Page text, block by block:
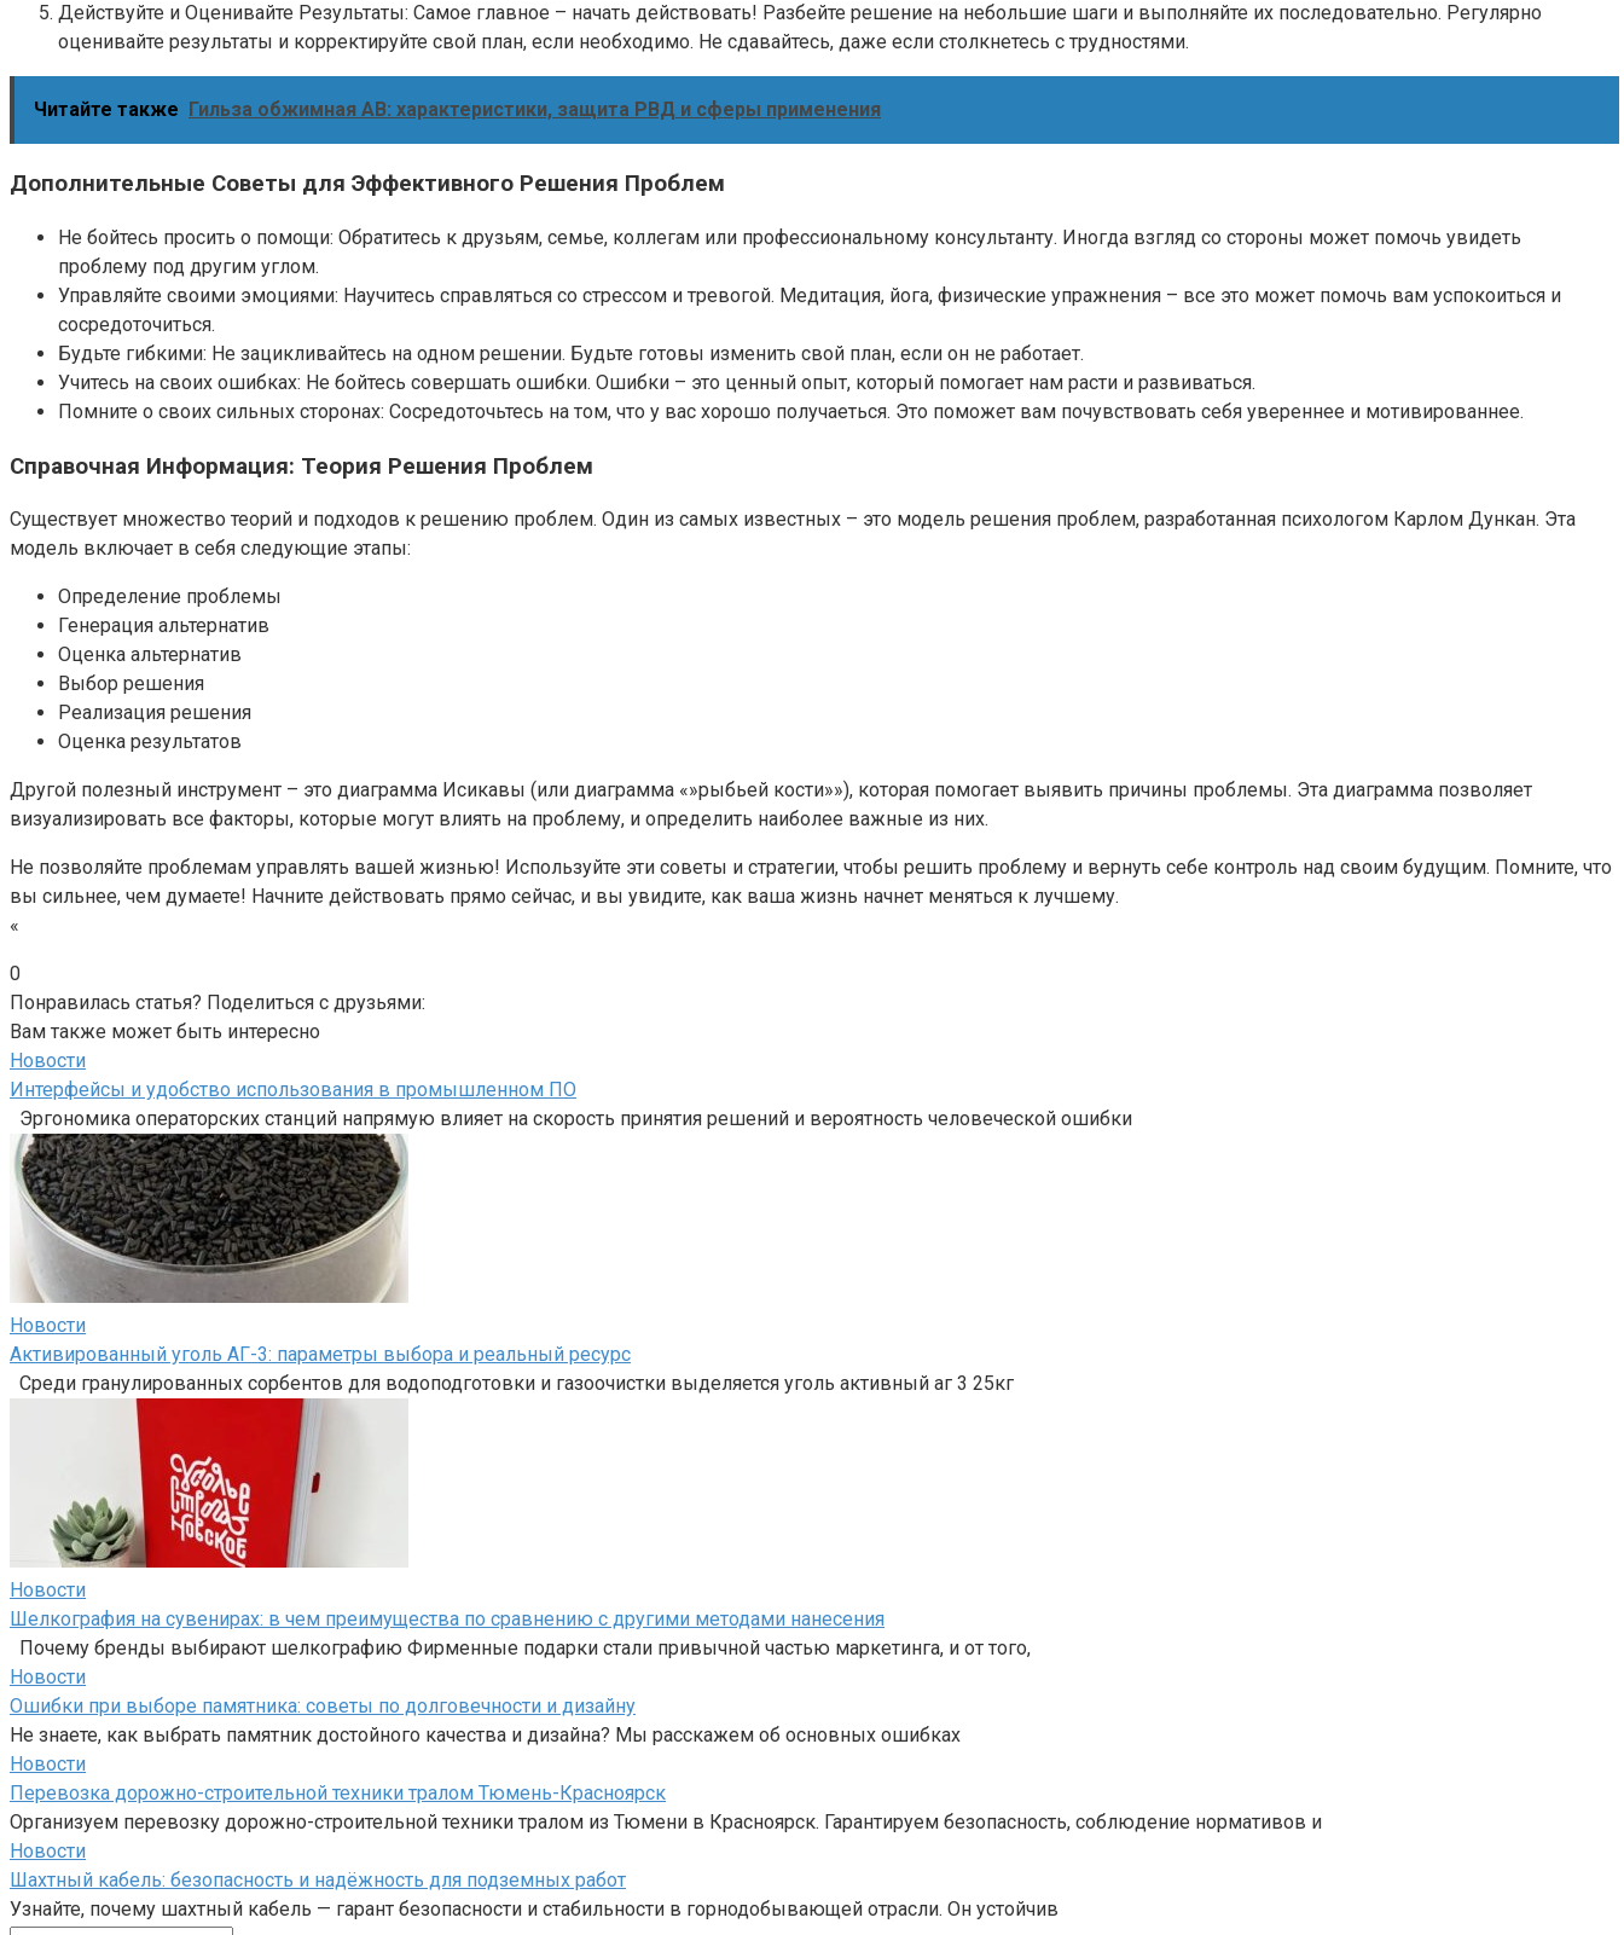
Действуйте и Оценивайте Результаты: Самое главное – начать действовать! Разбейте решение на небольшие шаги и выполняйте их последовательно. Регулярно
оценивайте результаты и корректируйте свой план, если необходимо. Не сдавайтесь, даже если столкнетесь с трудностями.
Читайте также Гильза обжимная AB: характеристики, защита РВД и сферы применения
Дополнительные Советы для Эффективного Решения Проблем
Не бойтесь просить о помощи: Обратитесь к друзьям, семье, коллегам или профессиональному консультанту. Иногда взгляд со стороны может помочь увидеть
проблему под другим углом.
Управляйте своими эмоциями: Научитесь справляться со стрессом и тревогой. Медитация, йога, физические упражнения – все это может помочь вам успокоиться и
сосредоточиться.
Будьте гибкими: Не зацикливайтесь на одном решении. Будьте готовы изменить свой план, если он не работает.
Учитесь на своих ошибках: Не бойтесь совершать ошибки. Ошибки – это ценный опыт, который помогает нам расти и развиваться.
Помните о своих сильных сторонах: Сосредоточьтесь на том, что у вас хорошо получаеться. Это поможет вам почувствовать себя увереннее и мотивированнее.
Справочная Информация: Теория Решения Проблем
Существует множество теорий и подходов к решению проблем. Один из самых известных – это модель решения проблем, разработанная психологом Карлом Дункан. Эта
модель включает в себя следующие этапы:
Определение проблемы
Генерация альтернатив
Оценка альтернатив
Выбор решения
Реализация решения
Оценка результатов
Другой полезный инструмент – это диаграмма Исикавы (или диаграмма «»рыбьей кости»»), которая помогает выявить причины проблемы. Эта диаграмма позволяет
визуализировать все факторы, которые могут влиять на проблему, и определить наиболее важные из них.
Не позволяйте проблемам управлять вашей жизнью! Используйте эти советы и стратегии, чтобы решить проблему и вернуть себе контроль над своим будущим. Помните, что
вы сильнее, чем думаете! Начните действовать прямо сейчас, и вы увидите, как ваша жизнь начнет меняться к лучшему.
«
0
Понравилась статья? Поделиться с друзьями:
Вам также может быть интересно
Новости
Интерфейсы и удобство использования в промышленном ПО
Эргономика операторских станций напрямую влияет на скорость принятия решений и вероятность человеческой ошибки
Новости
Активированный уголь АГ-3: параметры выбора и реальный ресурс
Среди гранулированных сорбентов для водоподготовки и газоочистки выделяется уголь активный аг 3 25кг
Новости
Шелкография на сувенирах: в чем преимущества по сравнению с другими методами нанесения
Почему бренды выбирают шелкографию Фирменные подарки стали привычной частью маркетинга, и от того,
Новости
Ошибки при выборе памятника: советы по долговечности и дизайну
Не знаете, как выбрать памятник достойного качества и дизайна? Мы расскажем об основных ошибках
Новости
Перевозка дорожно-строительной техники тралом Тюмень-Красноярск
Организуем перевозку дорожно-строительной техники тралом из Тюмени в Красноярск. Гарантируем безопасность, соблюдение нормативов и
Новости
Шахтный кабель: безопасность и надёжность для подземных работ
Узнайте, почему шахтный кабель — гарант безопасности и стабильности в горнодобывающей отрасли. Он устойчив